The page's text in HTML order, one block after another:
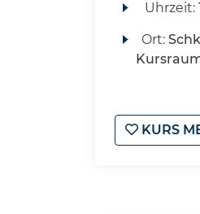
Uhrzeit:
Ort:
KURS